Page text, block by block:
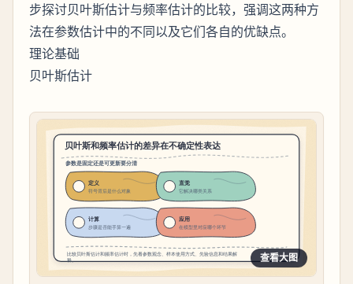
步探讨贝叶斯估计与频率估计的比较，强调这两种方
法在参数估计中的不同以及它们各自的优缺点。
理论基础
贝叶斯估计
查看大图